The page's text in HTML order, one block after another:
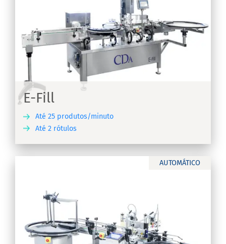
E-Fill
Até 25 produtos/minuto
Até 2 rótulos
AUTOMÁTICO